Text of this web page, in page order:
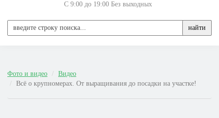
С 9:00 до 19:00 Без выходных
найти
Фото и видео
Видео
Всё о крупномерах. От выращивания до посадки на участке!